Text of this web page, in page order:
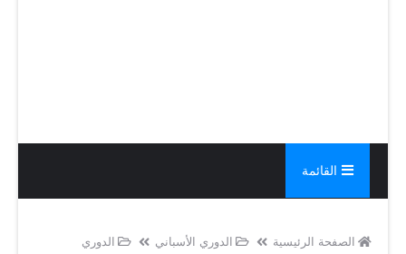
القائمة
الصفحة الرئيسية الدوري الأسباني
الدوري